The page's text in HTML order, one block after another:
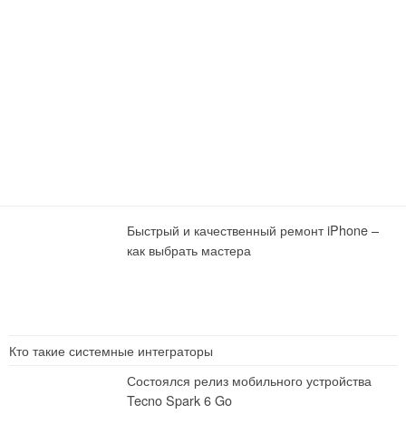
Быстрый и качественный ремонт iPhone –
как выбрать мастера
Кто такие системные интеграторы
Состоялся релиз мобильного устройства
Tecno Spark 6 Go